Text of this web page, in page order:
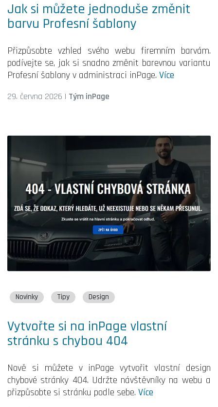
Jak si můžete jednoduše změnit
barvu Profesní šablony
Přizpůsobte vzhled svého webu firemním barvám.
podívejte se, jak si snadno změnit barevnou variantu
Profesní šablony v administraci inPage. Více
29. června 2026 | Tým inPage
Novinky Tipy Design
Vytvořte si na inPage vlastní
stránku s chybou 404
Nově si můžete v inPage vytvořit vlastní design
chybové stránky 404. Udržte návštěvníky na webu a
přizpůsobte si stránku podle sebe. Více